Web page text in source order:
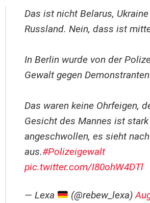
Das ist nicht Belarus,
Russland. Nein, dass ist
In Berlin wurde von der
Gewalt gegen
Das waren keine Ohrfeigen,
Gesicht des Mannes ist stark
angeschwollen, es sieht
aus.#Polizeigewalt
pic.twitter.com/I80ohW4DTl
— Lexa (@rebew_lexa)